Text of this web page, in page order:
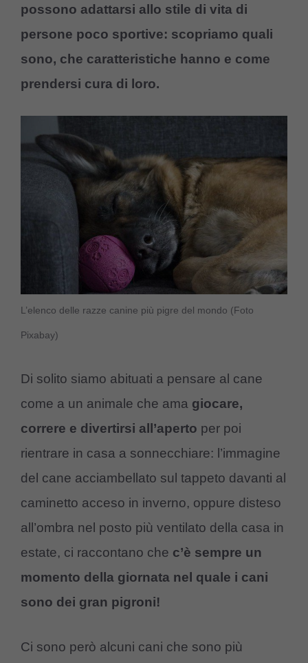
possono adattarsi allo stile di vita di
persone poco sportive: scopriamo quali
sono, che caratteristiche hanno e come
prendersi cura di loro.
L’elenco delle razze canine più pigre del mondo (Foto
Pixabay)
Di solito siamo abituati a pensare al cane
come a un animale che ama giocare,
correre e divertirsi all’aperto per poi
rientrare in casa a sonnecchiare: l’immagine
del cane acciambellato sul tappeto davanti al
caminetto acceso in inverno, oppure disteso
all’ombra nel posto più ventilato della casa in
estate, ci raccontano che c’è sempre un
momento della giornata nel quale i cani
sono dei gran pigroni!
Ci sono però alcuni cani che sono più